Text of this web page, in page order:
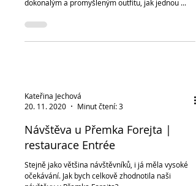
Asi to všichni znáte. Když se řekne slovo
dokonalým a promyšleným outfitu, jak jednou ...
20. 11. 2020
Minut čtení: 3
restaurace Entrée